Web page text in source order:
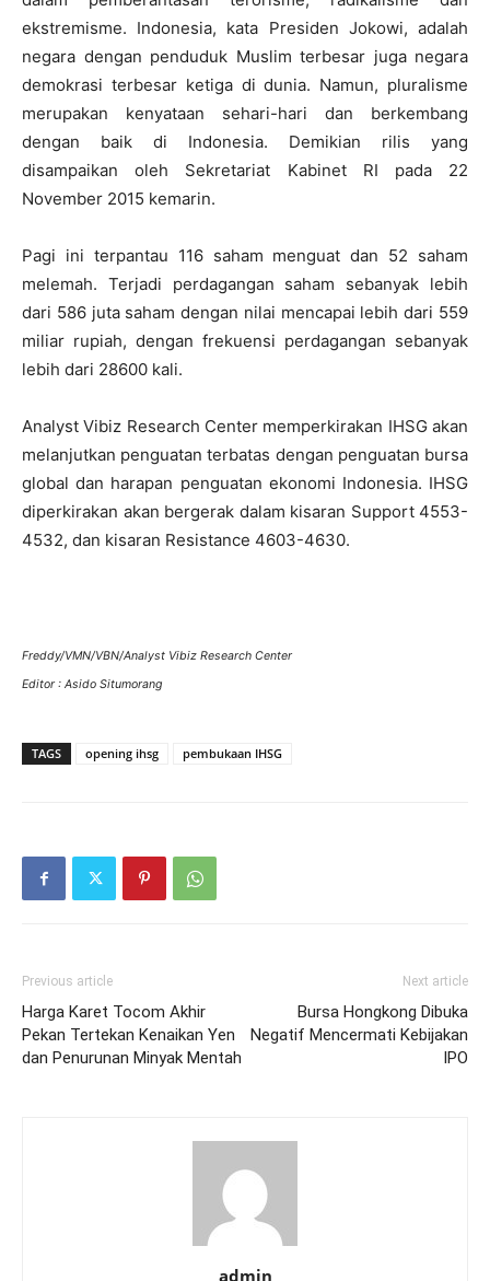
ekstremisme. Indonesia, kata Presiden Jokowi, adalah
negara dengan penduduk Muslim terbesar juga negara
demokrasi terbesar ketiga di dunia. Namun, pluralisme
merupakan kenyataan sehari-hari dan berkembang
dengan baik di Indonesia. Demikian rilis yang
disampaikan oleh Sekretariat Kabinet RI pada 22
November 2015 kemarin.
Pagi ini terpantau 116 saham menguat dan 52 saham
melemah. Terjadi perdagangan saham sebanyak lebih
dari 586 juta saham dengan nilai mencapai lebih dari 559
miliar rupiah, dengan frekuensi perdagangan sebanyak
lebih dari 28600 kali.
Analyst Vibiz Research Center memperkirakan IHSG akan
melanjutkan penguatan terbatas dengan penguatan bursa
global dan harapan penguatan ekonomi Indonesia. IHSG
diperkirakan akan bergerak dalam kisaran Support 4553-
4532, dan kisaran Resistance 4603-4630.
Freddy/VMN/VBN/Analyst Vibiz Research Center
Editor : Asido Situmorang
TAGS opening ihsg pembukaan IHSG
Previous article
Harga Karet Tocom Akhir
Pekan Tertekan Kenaikan Yen
dan Penurunan Minyak Mentah
Next article
Bursa Hongkong Dibuka
Negatif Mencermati Kebijakan
IPO
admin